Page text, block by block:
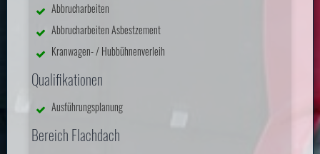
Abbrucharbeiten
Abbrucharbeiten Asbestzement
Kranwagen- / Hubbühnenverleih
Qualifikationen
Ausführungsplanung
Bereich Flachdach